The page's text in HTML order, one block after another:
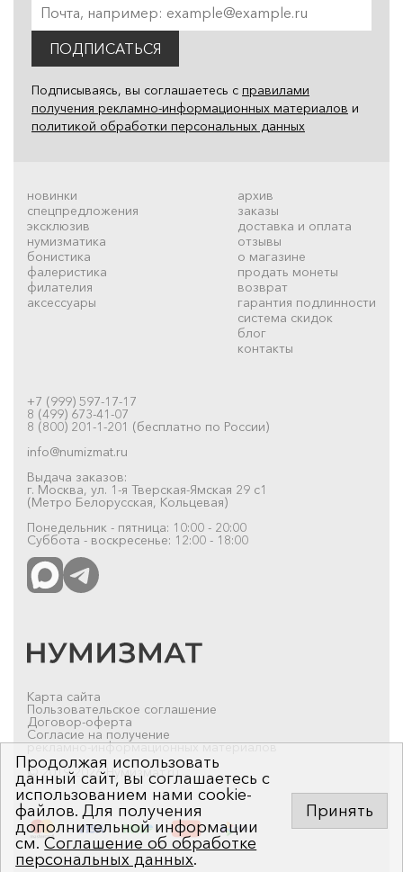
ПОДПИСАТЬСЯ
Подписываясь, вы соглашаетесь с правилами
получения рекламно-информационных материалов и
политикой обработки персональных данных
новинки
спецпредложения
эксклюзив
нумизматика
бонистика
фалеристика
филателия
аксессуары
архив
заказы
доставка и оплата
отзывы
о магазине
продать монеты
возврат
гарантия подлинности
система скидок
блог
контакты
+7 (999) 597-17-17
8 (499) 673-41-07
8 (800) 201-1-201 (бесплатно по России)
info@numizmat.ru
Выдача заказов:
г. Москва, ул. 1-я Тверская-Ямская 29 с1
(Метро Белорусская, Кольцевая)
Понедельник - пятница: 10:00 - 20:00
Суббота - воскресенье: 12:00 - 18:00
Карта сайта
Пользовательское соглашение
Договор-оферта
Согласие на получение
рекламно-информационных материалов
© 2019-2026 Нумизмат.ru
Продолжая использовать
данный сайт, вы соглашаетесь с
использованием нами cookie-
файлов. Для получения
дополнительной информации
см.Соглашение об обработке
персональных данных.
Принять